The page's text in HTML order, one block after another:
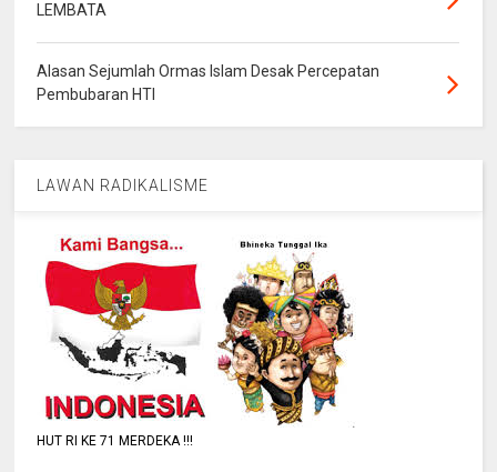
LEMBATA
Alasan Sejumlah Ormas Islam Desak Percepatan
Pembubaran HTI
LAWAN RADIKALISME
HUT RI KE 71 MERDEKA !!!